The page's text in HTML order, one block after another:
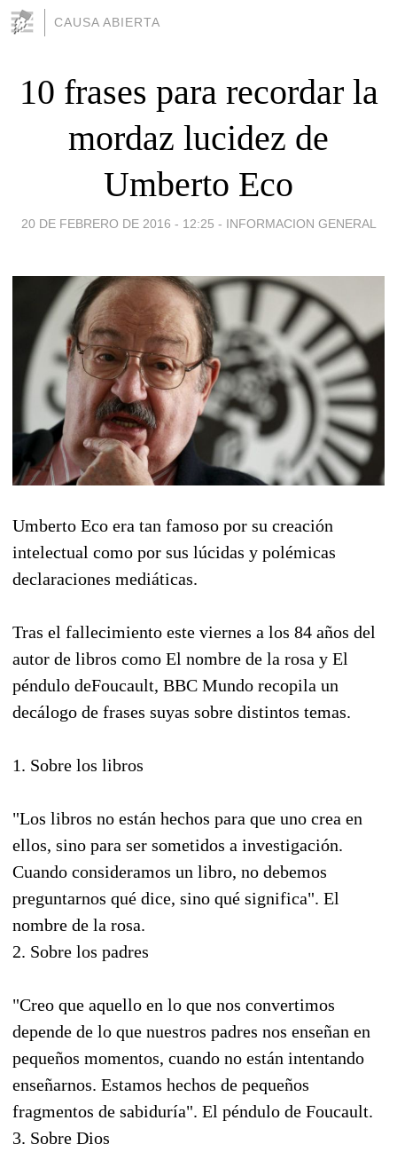
CAUSA ABIERTA
10 frases para recordar la
mordaz lucidez de
Umberto Eco
20 DE FEBRERO DE 2016 - 12:25 - INFORMACION GENERAL
Umberto Eco era tan famoso por su creación
intelectual como por sus lúcidas y polémicas
declaraciones mediáticas.
Tras el fallecimiento este viernes a los 84 años del
autor de libros como El nombre de la rosa y El
péndulo deFoucault, BBC Mundo recopila un
decálogo de frases suyas sobre distintos temas.
1. Sobre los libros
"Los libros no están hechos para que uno crea en
ellos, sino para ser sometidos a investigación.
Cuando consideramos un libro, no debemos
preguntarnos qué dice, sino qué significa". El
nombre de la rosa.
2. Sobre los padres
"Creo que aquello en lo que nos convertimos
depende de lo que nuestros padres nos enseñan en
pequeños momentos, cuando no están intentando
enseñarnos. Estamos hechos de pequeños
fragmentos de sabiduría". El péndulo de Foucault.
3. Sobre Dios